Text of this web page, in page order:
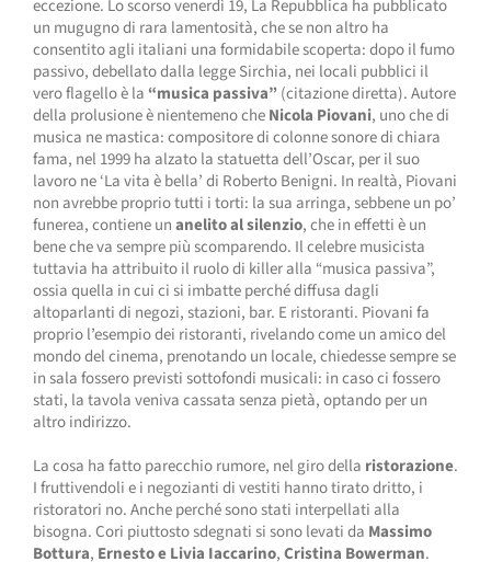
eccezione. Lo scorso venerdì 19, La Repubblica ha pubblicato
un mugugno di rara lamentosità, che se non altro ha
consentito agli italiani una formidabile scoperta: dopo il fumo
passivo, debellato dalla legge Sirchia, nei locali pubblici il
vero flagello è la “musica passiva”(citazione diretta). Autore
della prolusione è nientemeno cheNicola Piovani, uno che di
musica ne mastica: compositore di colonne sonore di chiara
fama, nel 1999 ha alzato la statuetta dell’Oscar, per il suo
lavoro ne ‘La vita è bella’ di Roberto Benigni. In realtà, Piovani
non avrebbe proprio tutti i torti: la sua arringa, sebbene un po’
funerea, contiene unanelito al silenzio, che in effetti è un
bene che va sempre più scomparendo. Il celebre musicista
tuttavia ha attribuito il ruolo di killer alla “musica passiva”,
ossia quella in cui ci si imbatte perché diffusa dagli
altoparlanti di negozi, stazioni, bar. E ristoranti. Piovani fa
proprio l’esempio dei ristoranti, rivelando come un amico del
mondo del cinema, prenotando un locale, chiedesse sempre se
in sala fossero previsti sottofondi musicali: in caso ci fossero
stati, la tavola veniva cassata senza pietà, optando per un
altro indirizzo.
La cosa ha fatto parecchio rumore, nel giro della ristorazione.
I fruttivendoli e i negozianti di vestiti hanno tirato dritto, i
ristoratori no. Anche perché sono stati interpellati alla
bisogna. Cori piuttosto sdegnati si sono levati da Massimo
Bottura, Ernesto e Livia Iaccarino,Cristina Bowerman.